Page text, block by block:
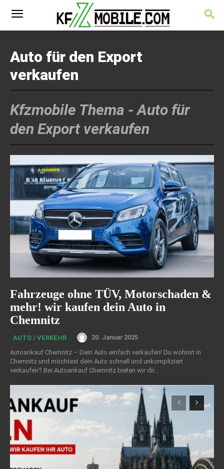
Auto für den Export
verkaufen
Kfzmobile Thema -Auto für
den Export verkaufen
Fahrzeuge ohne TÜV, Motorschaden &
mehr! wir kaufen dein Auto in
Chemnitz
AUTO / VERKEHR
20. Januar 2025
Autoankauf Chemnitz – Dein Auto einfach verkaufen! Du wohnst in
Chemnitz und möchtest dein Auto schnell und unkompliziert
verkaufen? Bei Autoankauf Chemnitz bieten wir dir...